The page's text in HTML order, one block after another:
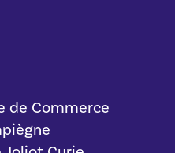
de Commerce